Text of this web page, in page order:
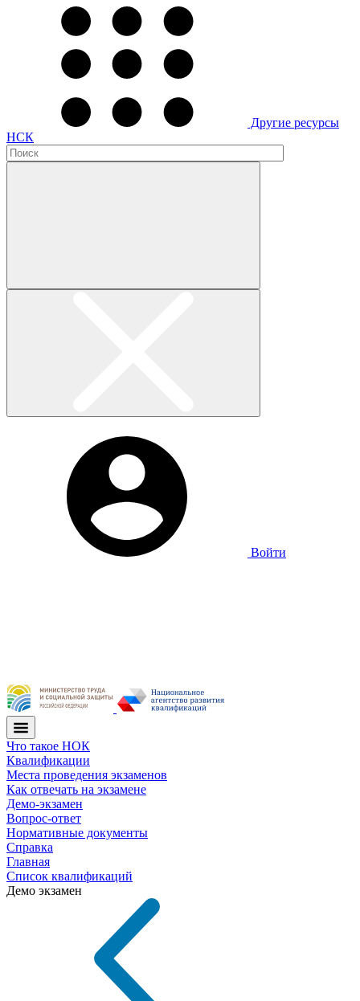
Другие ресурсы
НСК
Войти
Что такое НОК
Квалификации
Места проведения экзаменов
Как отвечать на экзамене
Демо-экзамен
Вопрос-ответ
Нормативные документы
Справка
Главная
Список квалификаций
Демо экзамен